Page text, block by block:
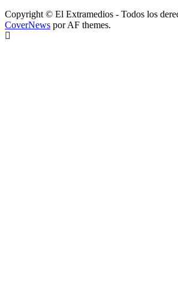
Copyright © El Extramedios - Todos los
CoverNews por AF themes.